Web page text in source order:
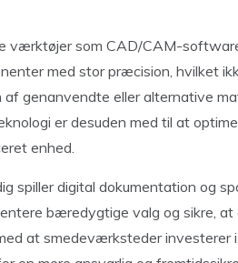
værktøjer som CAD/CAM-
med stor præcision, hvilket
af genanvendte eller alternative
er desuden med til at
enhed.
spiller digital dokumentation og
bæredygtige valg og sikre,
at smedeværksteder investerer